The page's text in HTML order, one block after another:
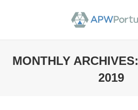
MONTHLY ARCHIVES:
2019